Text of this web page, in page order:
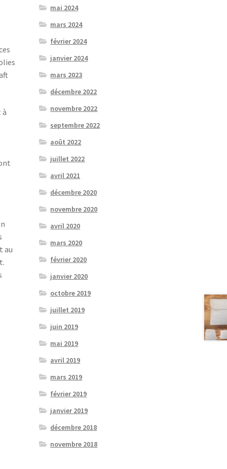
à
au
mai 2024
mars 2024
février 2024
janvier 2024
mars 2023
décembre 2022
novembre 2022
septembre 2022
août 2022
juillet 2022
avril 2021
décembre 2020
novembre 2020
avril 2020
mars 2020
février 2020
janvier 2020
octobre 2019
juillet 2019
juin 2019
mai 2019
avril 2019
mars 2019
février 2019
janvier 2019
décembre 2018
novembre 2018